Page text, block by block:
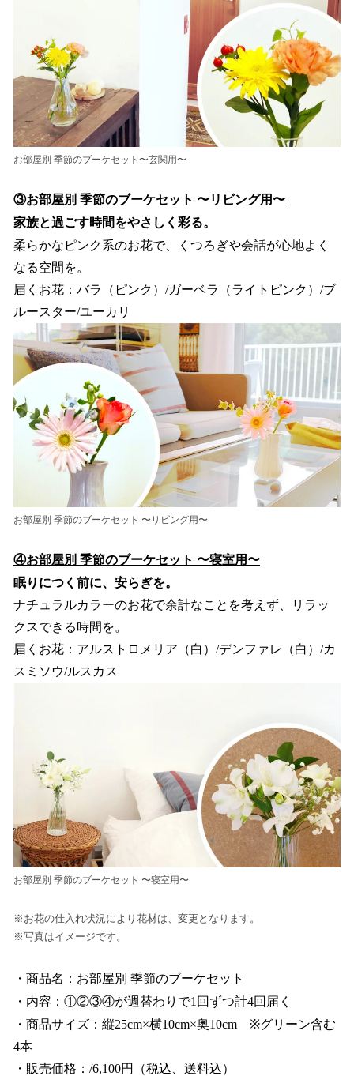
お部屋別 季節のブーケセット〜玄関用〜
③お部屋別 季節のブーケセット 〜リビング用〜
家族と過ごす時間をやさしく彩る。
柔らかなピンク系のお花で、くつろぎや会話が心地よく
なる空間を。
届くお花：バラ（ピンク）/ガーベラ（ライトピンク）/ブ
ルースター/ユーカリ
お部屋別 季節のブーケセット 〜リビング用〜
④お部屋別 季節のブーケセット 〜寝室用〜
眠りにつく前に、安らぎを。
ナチュラルカラーのお花で余計なことを考えず、リラッ
クスできる時間を。
届くお花：アルストロメリア（白）/デンファレ（白）/カ
スミソウ/ルスカス
お部屋別 季節のブーケセット 〜寝室用〜
※お花の仕入れ状況により花材は、変更となります。
※写真はイメージです。
・商品名：お部屋別 季節のブーケセット
・内容：①②③④が週替わりで1回ずつ計4回届く
・商品サイズ：縦25cm×横10cm×奥10cm ※グリーン含む
4本
・販売価格：/6,100円（税込、送料込）